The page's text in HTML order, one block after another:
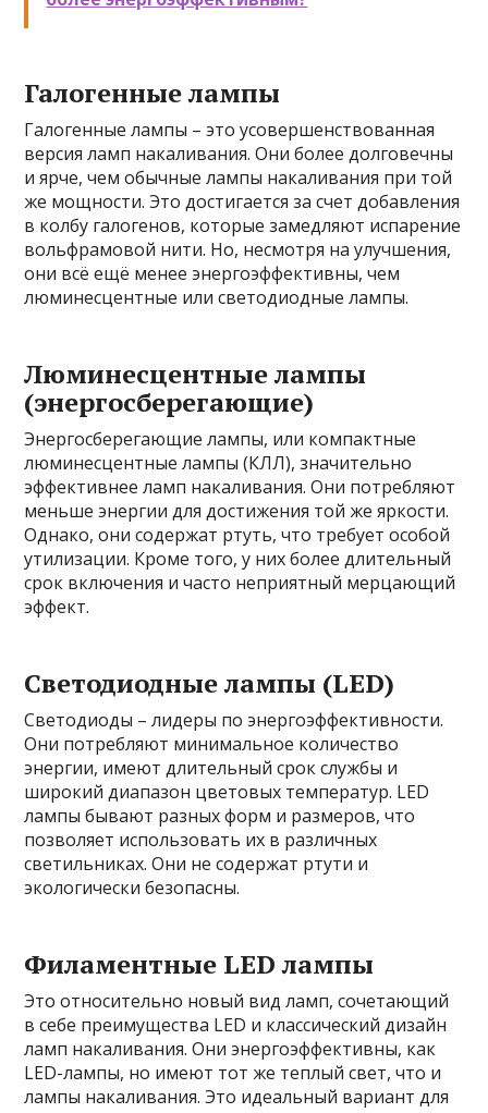
Галогенные лампы
Галогенные лампы – это усовершенствованная
версия ламп накаливания. Они более долговечны
и ярче, чем обычные лампы накаливания при той
же мощности. Это достигается за счет добавления
в колбу галогенов, которые замедляют испарение
вольфрамовой нити. Но, несмотря на улучшения,
они всё ещё менее энергоэффективны, чем
люминесцентные или светодиодные лампы.
Люминесцентные лампы
(энергосберегающие)
Энергосберегающие лампы, или компактные
люминесцентные лампы (КЛЛ), значительно
эффективнее ламп накаливания. Они потребляют
меньше энергии для достижения той же яркости.
Однако, они содержат ртуть, что требует особой
утилизации. Кроме того, у них более длительный
срок включения и часто неприятный мерцающий
эффект.
Светодиодные лампы (LED)
Светодиоды – лидеры по энергоэффективности.
Они потребляют минимальное количество
энергии, имеют длительный срок службы и
широкий диапазон цветовых температур. LED
лампы бывают разных форм и размеров, что
позволяет использовать их в различных
светильниках. Они не содержат ртути и
экологически безопасны.
Филаментные LED лампы
Это относительно новый вид ламп, сочетающий
в себе преимущества LED и классический дизайн
ламп накаливания. Они энергоэффективны, как
LED-лампы, но имеют тот же теплый свет, что и
лампы накаливания. Это идеальный вариант для